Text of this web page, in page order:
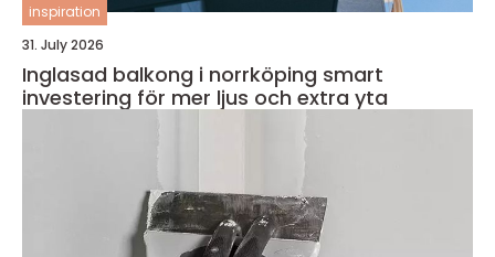
inspiration
31. July 2026
Inglasad balkong i norrköping smart
investering för mer ljus och extra yta